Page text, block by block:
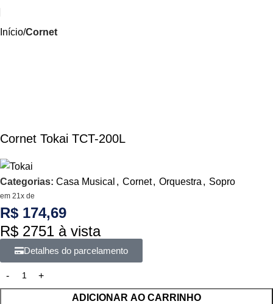
Início Cornet
Cornet Tokai TCT-200L
Categorias: Casa Musical , Cornet, Orquestra , Sopro
em 21x de
R$ 174,69
R$ 2751 à vista
Detalhes do parcelamento
ADICIONAR AO CARRINHO